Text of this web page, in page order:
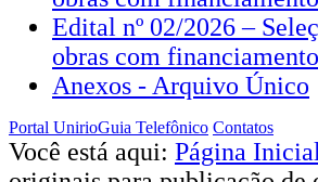
Edital nº 02/2026 –
obras com
Anexos - Arquivo Único
Portal UnirioGuia Telefônico Contatos
Você está aqui: Página Inicial